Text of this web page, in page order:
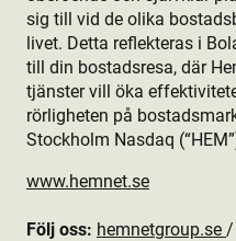
sig till vid de olika
livet. Detta reflekteras i
till din bostads­resa, där
tjänster vill öka
rörligheten på
Stockholm Nasdaq
www.hemnet.se
Följ oss: hemnetgroup.se /